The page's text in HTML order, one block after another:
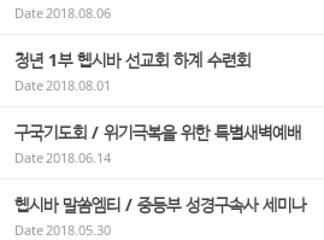
Date2018.08.06
청년 1부 헵시바 선교회 하계 수련회
Date2018.08.01
구국기도회 / 위기극복을 위한 특별새벽예배
Date2018.06.14
헵시바 말씀엠티 / 중등부 성경구속사 세미나
Date2018.05.30